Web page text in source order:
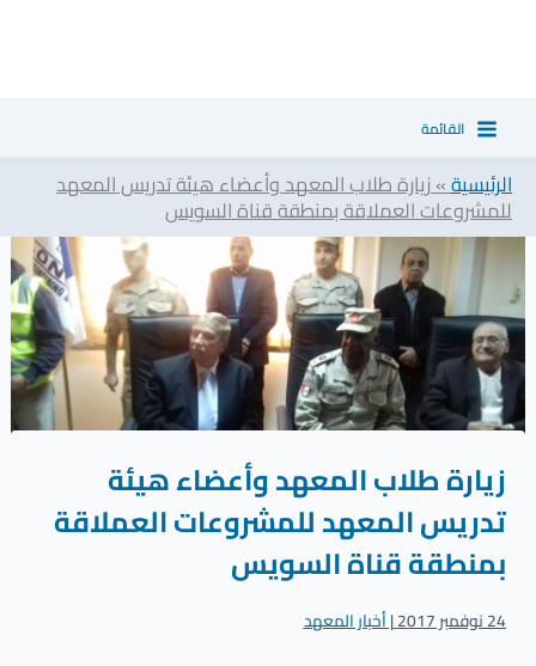
القائمة
الرئيسية»زيارة طلاب المعهد وأعضاء هيئة تدريس المعهد
للمشروعات العملاقة بمنطقة قناة السويس
زيارة طلاب المعهد وأعضاء هيئة
تدريس المعهد للمشروعات العملاقة
بمنطقة قناة السويس
24 نوفمبر 2017 |أخبار المعهد
ح
ث